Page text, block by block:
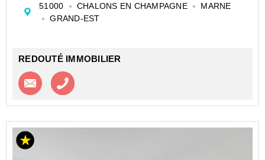
de toutes les commodités.
Dès l'entrée, ...
51000 CHALONS EN CHAMPAGNE
MARNE
GRAND-EST
REDOUTÉ IMMOBILIER
Contacter l'agence